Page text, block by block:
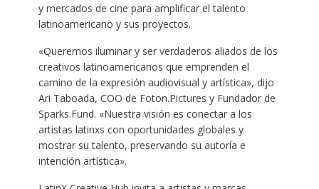
y mercados de cine para amplificar el talento
latinoamericano y sus proyectos.
«Queremos iluminar y ser verdaderos aliados de los
creativos latinoamericanos que emprenden el
camino de la expresión audiovisual y artística», dijo
Ari Taboada, COO de Foton.Pictures y Fundador de
Sparks.Fund. «Nuestra visión es conectar a los
artistas latinxs con oportunidades globales y
mostrar su talento, preservando su autoría e
intención artística».